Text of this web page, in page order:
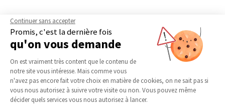
AGENCE DE BARENTIN
Actualités
Notre charte qualité
Partenaires
NOS DOMAINES
D’INTERVENTION
EXTENSION
RÉNOVATION INTÉRIEURE
TRAVAUX EXTÉRIEURS
Continuer sans accepter
Promis, c'est la dernière fois
qu'on vous demande
Plateforme de Gestion du
On est vraiment très content que le contenu de
notre site vous intéresse. Mais comme vous
n'avez pas encore fait votre choix en matière de cookies, on ne sait pas si
vous nous autorisez à suivre votre visite ou non. Vous pouvez même
décider quels services vous nous autorisez à lancer.
Axeptio consent